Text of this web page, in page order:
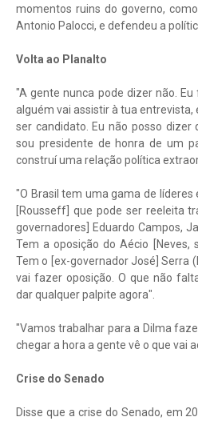
momentos ruins do governo,
Antonio Palocci, e defendeu a
Volta ao Planalto
"A gente nunca pode dizer não.
alguém vai assistir à tua entrevista,
ser candidato. Eu não posso dizer
sou presidente de honra de um
construí uma relação política
"O Brasil tem uma gama de líderes
[Rousseff] que pode ser reeleita
governadores] Eduardo Campos,
Tem a oposição do Aécio [Neves,
Tem o [ex-governador José] Serra
vai fazer oposição. O que não
dar qualquer palpite agora".
"Vamos trabalhar para a Dilma
chegar a hora a gente vê o que vai
Crise do Senado
Disse que a crise do Senado, em